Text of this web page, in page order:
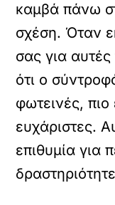
καμβά πάνω
σχέση. Όταν
σας για αυτές
ότι ο
φωτεινές,
ευχάριστες.
επιθυμία για